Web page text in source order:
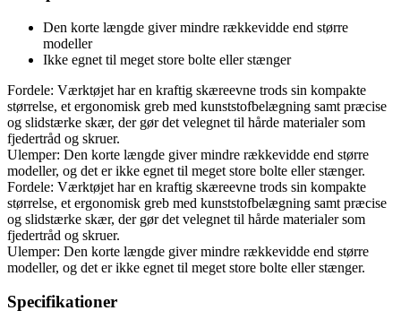
Den korte længde giver mindre rækkevidde end større
modeller
Ikke egnet til meget store bolte eller stænger
Fordele: Værktøjet har en kraftig skæreevne trods sin kompakte
størrelse, et ergonomisk greb med kunststofbelægning samt præcise
og slidstærke skær, der gør det velegnet til hårde materialer som
fjedertråd og skruer.
Ulemper: Den korte længde giver mindre rækkevidde end større
modeller, og det er ikke egnet til meget store bolte eller stænger.
Fordele: Værktøjet har en kraftig skæreevne trods sin kompakte
størrelse, et ergonomisk greb med kunststofbelægning samt præcise
og slidstærke skær, der gør det velegnet til hårde materialer som
fjedertråd og skruer.
Ulemper: Den korte længde giver mindre rækkevidde end større
modeller, og det er ikke egnet til meget store bolte eller stænger.
Specifikationer